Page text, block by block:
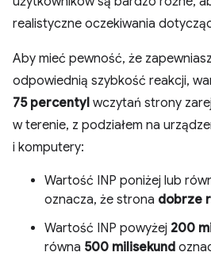
realistyczne oczekiwania
Aby mieć pewność, że
odpowiednią szybkość reakcji,
75 percentyl wczytań strony
w terenie, z podziałem na
i komputery:
Wartość INP poniżej lub
oznacza, że strona dobrze
Wartość INP powyżej 200
równa 500 milisekund